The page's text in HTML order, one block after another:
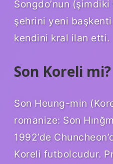
Songdo’nun
şehrini yeni
kendini kral ilan etti.
Son Koreli mi?
Son Heung-min
romanize: Son
1992’de
Koreli futbolcudur.